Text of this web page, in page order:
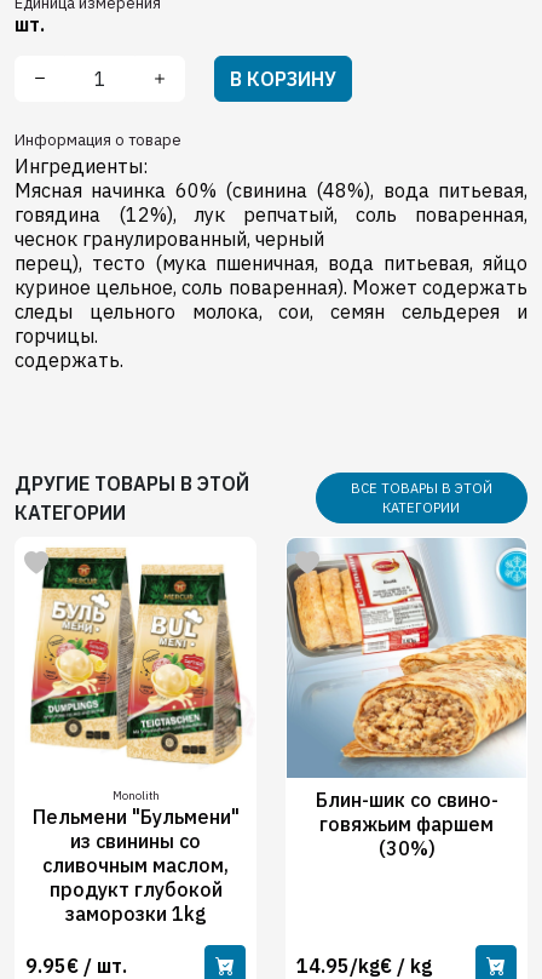
шт.
В КОРЗИНУ
Информация о товаре
Ингредиенты:
Мясная начинка 60% (свинина (48%), вода питьевая,
говядина (12%), лук репчатый, соль поваренная,
чеснок гранулированный, черный
перец), тесто (мука пшеничная, вода питьевая, яйцо
куриное цельное, соль поваренная). Может содержать
следы цельного молока, сои, семян сельдерея и
горчицы.
содержать.
ДРУГИЕ ТОВАРЫ В ЭТОЙ
КАТЕГОРИИ
ВСЕ ТОВАРЫ В ЭТОЙ
КАТЕГОРИИ
Monolith
Пельмени "Бульмени"
из свинины со
сливочным маслом,
продукт глубокой
заморозки 1kg
9.95€ / шт.
Блин-шик со свино-
говяжьим фаршем
(30%)
14.95/kg€ / kg